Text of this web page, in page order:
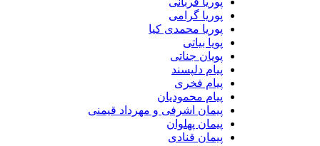
پوریا گرامی
پوریا محمدی کیا
پویا بیاتی
پویان جناتی
پیام دلپسند
پیام فخری
پیام محمودیان
پیمان اشرفی و مهرداد قیمنی
پیمان پهلوان
پیمان قنادی